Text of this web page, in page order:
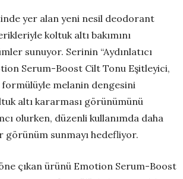
yer alan yeni nesil deodorant
koltuk altı bakımını
sunuyor. Serinin “Aydınlatıcı
Serum-Boost Cilt Tonu Eşitleyici,
melanin dengesini
altı kararması görünümünü
olurken, düzenli kullanımda daha
görünüm sunmayı hedefliyor.
çıkan ürünü Emotion Serum-Boost